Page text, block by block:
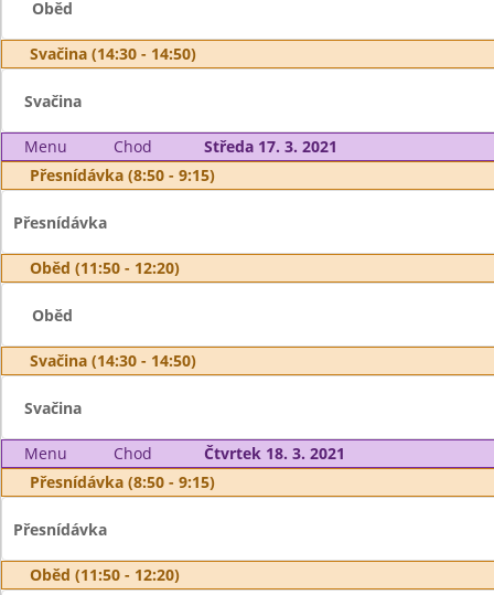
Oběd
Svačina (14:30 - 14:50)
Svačina
Menu Chod
Středa 17. 3. 2021
Přesnídávka (8:50 - 9:15)
Přesnídávka
Oběd (11:50 - 12:20)
Oběd
Svačina (14:30 - 14:50)
Svačina
Menu Chod
Čtvrtek 18. 3. 2021
Přesnídávka (8:50 - 9:15)
Přesnídávka
Oběd (11:50 - 12:20)